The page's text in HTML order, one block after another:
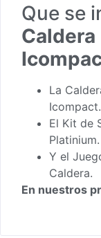
Que se
La
Icompact.
El Kit de
Platinium.
Y el
Caldera.
En nuestros